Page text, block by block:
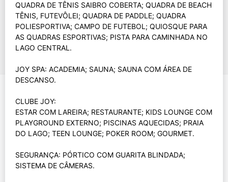
QUADRA DE TÊNIS SAIBRO COBERTA; QUADRA DE BEACH
TÊNIS, FUTEVÔLEI; QUADRA DE PADDLE; QUADRA
POLIESPORTIVA; CAMPO DE FUTEBOL; QUIOSQUE PARA
AS QUADRAS ESPORTIVAS; PISTA PARA CAMINHADA NO
LAGO CENTRAL.
JOY SPA: ACADEMIA; SAUNA; SAUNA COM ÁREA DE
DESCANSO.
CLUBE JOY:
ESTAR COM LAREIRA; RESTAURANTE; KIDS LOUNGE COM
PLAYGROUND EXTERNO; PISCINAS AQUECIDAS; PRAIA
DO LAGO; TEEN LOUNGE; POKER ROOM; GOURMET.
SEGURANÇA: PÓRTICO COM GUARITA BLINDADA;
SISTEMA DE CÂMERAS.